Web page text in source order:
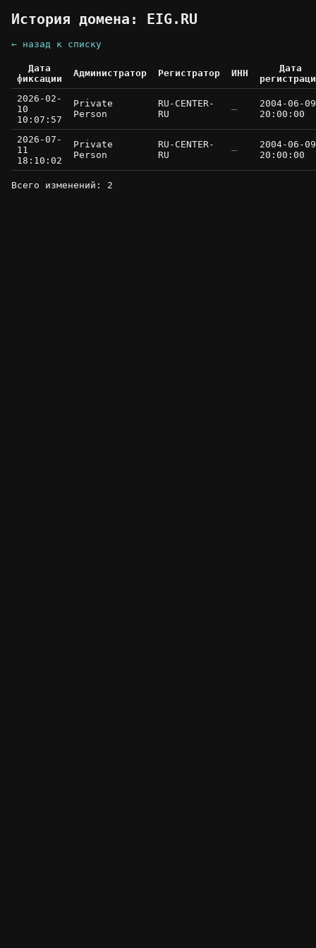
История домена: EIG.RU
← назад к списку
Дата
фиксации
Администратор Регистратор ИНН
Дата
2026-02-
10
10:07:57
Private
Person
RU-CENTER-
RU
—
2004-06-09
20:00:00
2026-07-
11
18:10:02
Private
Person
RU-CENTER-
RU
—
2004-06-09
20:00:00
Всего изменений: 2